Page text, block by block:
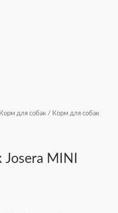
Корм для собак / Корм для собак
MINI